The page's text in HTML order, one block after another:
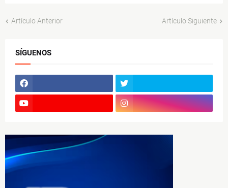
Artículo Anterior Artículo Siguiente
SÍGUENOS